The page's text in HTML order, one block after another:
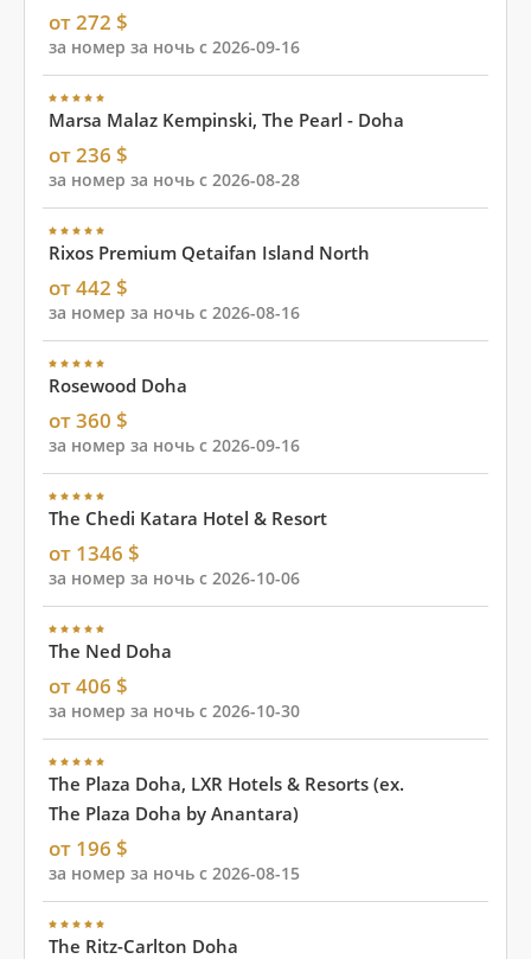
от 272 $
за номер за ночь с 2026-09-16
Marsa Malaz Kempinski, The Pearl - Doha
от 236 $
за номер за ночь с 2026-08-28
Rixos Premium Qetaifan Island North
от 442 $
за номер за ночь с 2026-08-16
Rosewood Doha
от 360 $
за номер за ночь с 2026-09-16
The Chedi Katara Hotel & Resort
от 1346 $
за номер за ночь с 2026-10-06
The Ned Doha
от 406 $
за номер за ночь с 2026-10-30
The Plaza Doha, LXR Hotels & Resorts (ex.
The Plaza Doha by Anantara)
от 196 $
за номер за ночь с 2026-08-15
The Ritz-Carlton Doha